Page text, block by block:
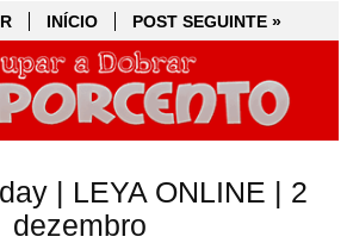
INÍCIO POST SEGUINTE »
| LEYA ONLINE | 2
dezembro
INÍCIO POST SEGUINTE »